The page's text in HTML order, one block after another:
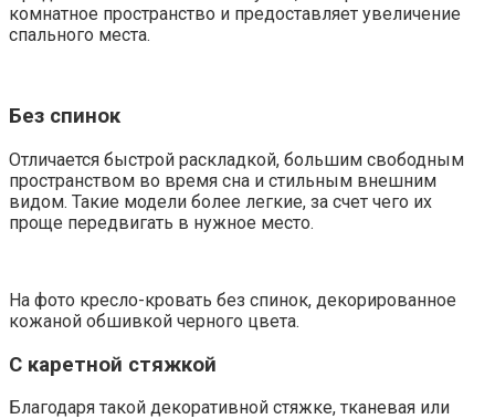
комнатное пространство и предоставляет увеличение
спального места.
Без спинок
Отличается быстрой раскладкой, большим свободным
пространством во время сна и стильным внешним
видом. Такие модели более легкие, за счет чего их
проще передвигать в нужное место.
На фото кресло-кровать без спинок, декорированное
кожаной обшивкой черного цвета.
С каретной стяжкой
Благодаря такой декоративной стяжке, тканевая или